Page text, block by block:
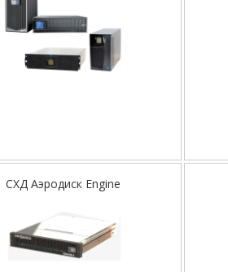
СХД Аэродиск Engine